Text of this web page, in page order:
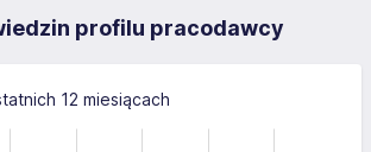
profilu pracodawcy
12 miesiącach